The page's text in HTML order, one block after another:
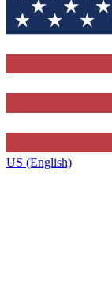
US (English)